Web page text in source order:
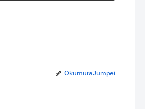
OkumuraJumpei